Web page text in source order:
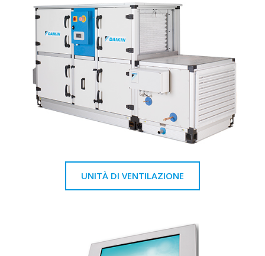
UNITÀ DI VENTILAZIONE